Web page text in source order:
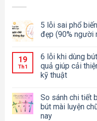
5 lỗi sai phổ
đẹp (90% người
19
Th1
6 lỗi khi dùng
quả giúp cải
kỹ thuật
So sánh chi tiết
bút mài luyện
nay